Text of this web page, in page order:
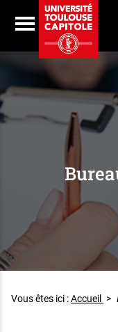
Menu
Vous êtes ici :Accueil >